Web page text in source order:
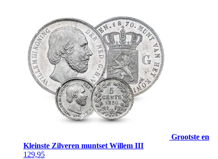
Grootste en
Kleinste Zilveren muntset Willem III
129,95